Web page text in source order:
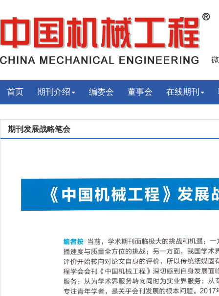
首页 期刊介绍 编委会 董事会 在线期刊
期刊发展战略笔会